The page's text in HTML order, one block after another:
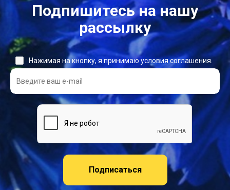
Подпишитесь на нашу
рассылку
Подписаться
Нажимая на кнопку, я принимаю условия соглашения.